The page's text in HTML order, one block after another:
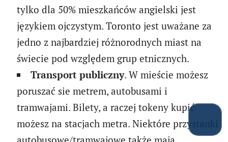
tylko dla 50% mieszkańców angielski jest
językiem ojczystym. Toronto jest uważane za
jedno z najbardziej różnorodnych miast na
świecie pod względem grup etnicznych.
Transport publiczny. W mieście możesz
poruszać sie metrem, autobusami i
tramwajami. Bilety, a raczej tokeny kupić
możesz na stacjach metra. Niektóre przystanki